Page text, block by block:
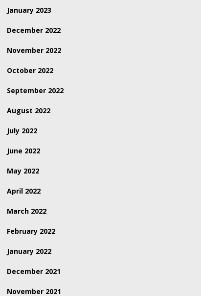
January 2023
December 2022
November 2022
October 2022
September 2022
August 2022
July 2022
June 2022
May 2022
April 2022
March 2022
February 2022
January 2022
December 2021
November 2021